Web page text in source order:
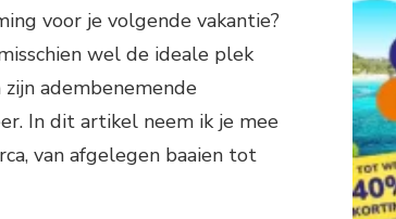
voor je volgende vakantie?
wel de ideale plek
adembenemende
In dit artikel neem ik je mee
van afgelegen baaien tot